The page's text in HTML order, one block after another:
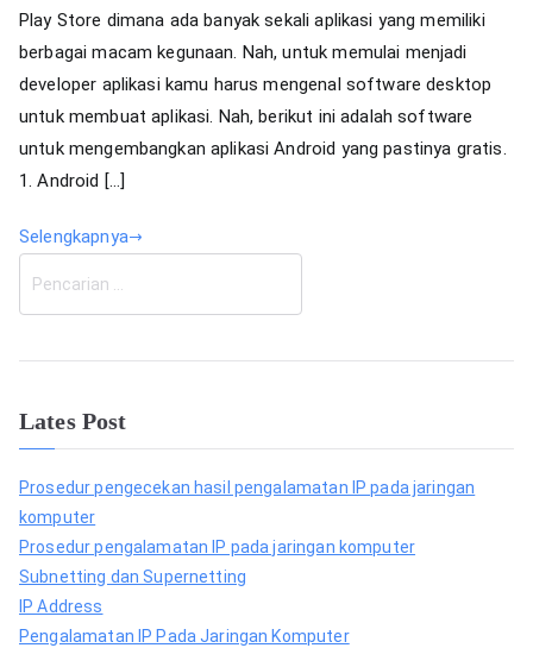
Mobile
Play Store dimana ada banyak sekali aplikasi yang memiliki
berbagai macam kegunaan. Nah, untuk memulai menjadi
developer aplikasi kamu harus mengenal software desktop
untuk membuat aplikasi. Nah, berikut ini adalah software
untuk mengembangkan aplikasi Android yang pastinya gratis.
1. Android […]
Selengkapnya
Lates Post
Prosedur pengecekan hasil pengalamatan IP pada jaringan
komputer
Prosedur pengalamatan IP pada jaringan komputer
Subnetting dan Supernetting
IP Address
Pengalamatan IP Pada Jaringan Komputer